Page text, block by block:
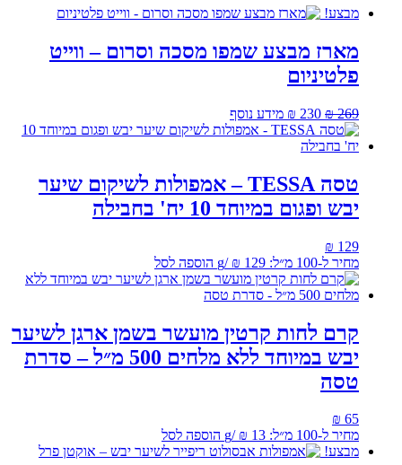
מבצע!
מארז מבצע שמפו מסכה וסרום – ווייט
פלטיניום
₪269
המחיר
המקורי
היה:
₪ 230
המחיר
הנוכחי
מידע נוסף
טסה TESSA – אמפולות לשיקום שיער
יבש ופגום במיוחד 10 יח' בחבילה
₪ 129
מחיר ל-100 מ״ל:
₪ 129
/
g הוספה לסל
קרם לחות קרטין מועשר בשמן ארגן לשיער
יבש במיוחד ללא מלחים 500 מ״ל – סדרת
טסה
₪ 65
מחיר ל-100 מ״ל:
₪ 13
/
g הוספה לסל
מבצע!